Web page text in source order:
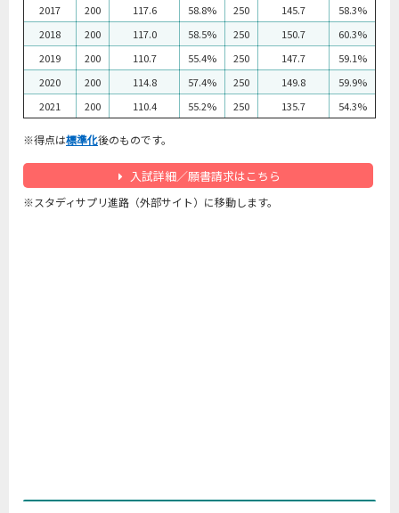
2017
200 117.6 58.8% 250 145.7
58.3%
2018
200 117.0 58.5% 250 150.7
60.3%
2019
200 110.7 55.4% 250 147.7
59.1%
2020
200 114.8 57.4% 250 149.8
59.9%
2021
200 110.4 55.2% 250 135.7 54.3%
※得点は標準化後のものです。
入試詳細／願書請求はこちら
※スタディサプリ進路（外部サイト）に移動します。